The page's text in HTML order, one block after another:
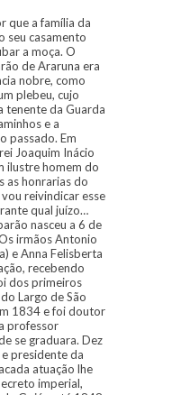
que a família da
seu casamento
a moça. O
de Araruna era
nobre, como
plebeu, cujo
tenente da Guarda
e a
passado. Em
Joaquim Inácio
ilustre homem do
as honrarias do
reivindicar esse
qual juízo…
nasceu a 6 de
irmãos Antonio
e Anna Felisberta
recebendo
dos primeiros
Largo de São
1834 e foi doutor
professor
se graduara. Dez
presidente da
atuação lhe
imperial,